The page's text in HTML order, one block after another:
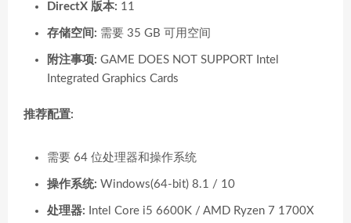
DirectX 版本: 11
存储空间: 需要 35 GB 可用空间
附注事项: GAME DOES NOT SUPPORT Intel
Integrated Graphics Cards
推荐配置:
需要 64 位处理器和操作系统
操作系统: Windows(64-bit) 8.1 / 10
处理器: Intel Core i5 6600K / AMD Ryzen 7 1700X